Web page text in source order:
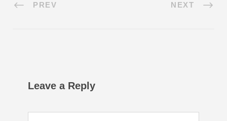
PREV NEXT
Leave a Reply